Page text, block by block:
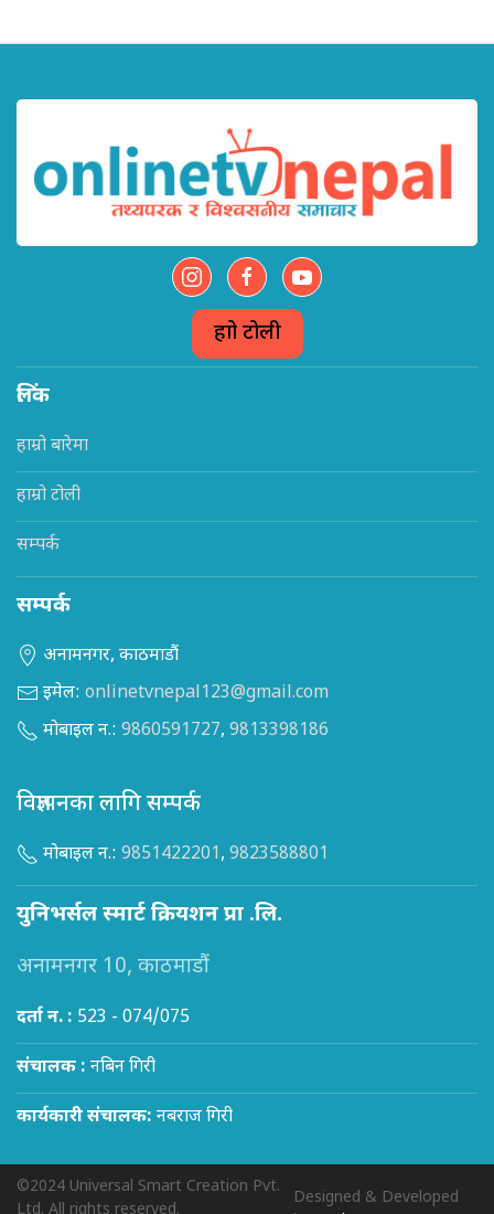
हाम्रो टोली
लिंक
हाम्रो बारेमा
हाम्रो टोली
सम्पर्क
सम्पर्क
अनामनगर, काठमाडौं
इमेल: onlinetvnepal123@gmail.com
मोबाइल न.: 9860591727, 9813398186
विज्ञापनका लागि सम्पर्क
मोबाइल न.: 9851422201, 9823588801
युनिभर्सल स्मार्ट क्रियशन प्रा .लि.
अनामनगर 10, काठमाडौं
दर्ता न. : 523 - 074/075
संचालक : नबिन गिरी
कार्यकारी संचालक: नबराज गिरी
©2024 Universal Smart Creation Pvt.
Designed & Developed